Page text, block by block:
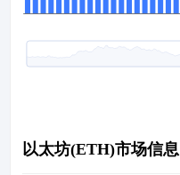
以太坊(ETH)市场信息